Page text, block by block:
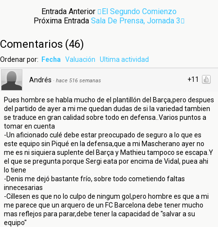
Entrada Anterior
El Segundo Comienzo
Próxima Entrada Sala De Prensa, Jornada 3
Comentarios (46)
Ordenar por: Fecha Valuación Ultima actividad
+11
Andrés · hace 516 semanas
Pues hombre se habla mucho de el plantillón del Barça,pero despues
del partido de ayer a mi me quedan dudas de si la variedad tambien
se traduce en gran calidad sobre todo en defensa..Varios puntos a
tomar en cuenta
-Un aficionado culé debe estar preocupado de seguro a lo que es
este equipo sin Piqué en la defensa,que a mi Mascherano ayer no
me es ni siquiera suplente del Barça y Mathieu tampoco se escapa.Y
el que se pregunta porque Sergi eata por encima de Vidal, puea ahi
lo tiene
-Denis me dejó bastante frío, sobre todo cometiendo faltas
innecesarias
-Cillesen es que no lo culpo de ningum gol,pero hombre es que a mi
me parece que un arquero de un FC Barcelona debe tener mucho
mas reflejos para parar,debe tener la capacidad de "salvar a su
equipo"